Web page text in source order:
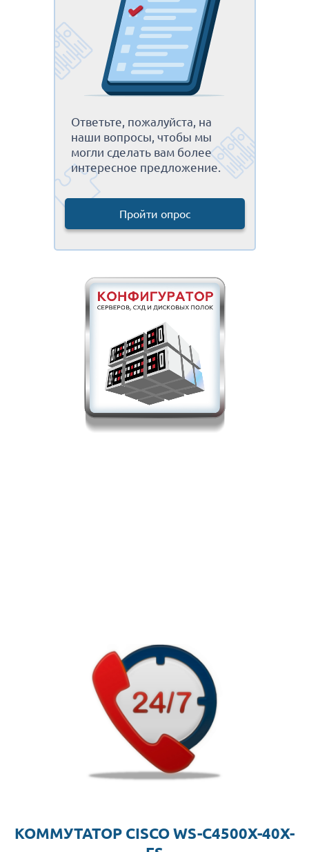
Ответьте, пожалуйста, на
наши вопросы, чтобы мы
могли сделать вам более
интересное предложение.
Пройти опрос
КОММУТАТОР CISCO WS-C4500X-40X-